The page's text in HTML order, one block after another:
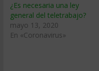
¿Es necesaria una ley
general del teletrabajo?
mayo 13, 2020
En «Coronavirus»